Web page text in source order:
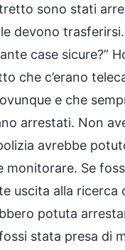
sono stati
devono
case sicure?”
che c’erano
e che
arrestati. Non
avrebbe
monitorare. Se
uscita alla ricerca
potuta
stata presa di